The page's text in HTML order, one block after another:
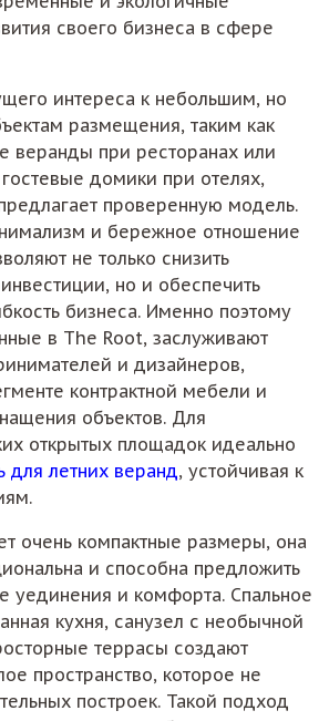
своего бизнеса в сфере
интереса к небольшим, но
размещения, таким как
веранды при ресторанах или
домики при отелях,
проверенную модель.
и бережное отношение
не только снизить
но и обеспечить
бизнеса. Именно поэтому
в The Root, заслуживают
и дизайнеров,
контрактной мебели и
объектов. Для
открытых площадок идеально
для летних веранд, устойчивая к
очень компактные размеры, она
и способна предложить
уединения и комфорта. Спальное
кухня, санузел с необычной
террасы создают
пространство, которое не
построек. Такой подход